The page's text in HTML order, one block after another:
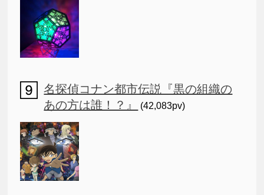
名探偵コナン都市伝説『黒の組織の
あの方は誰！？』
(42,083pv)